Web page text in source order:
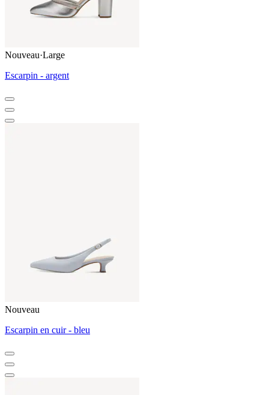
Nouveau·Large
Escarpin - argent
Nouveau
Escarpin en cuir - bleu